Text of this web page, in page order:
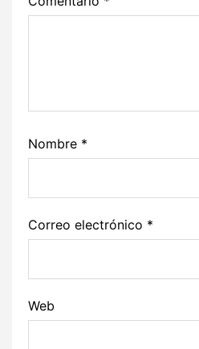
Nombre *
Correo electrónico *
Web